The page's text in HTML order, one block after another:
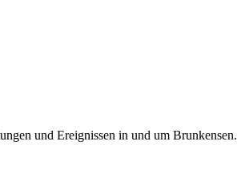
und Ereignissen in und um Brunkensen.